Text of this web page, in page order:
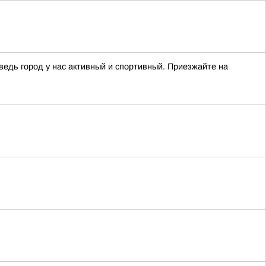
город у нас активный и спортивный. Приезжайте на